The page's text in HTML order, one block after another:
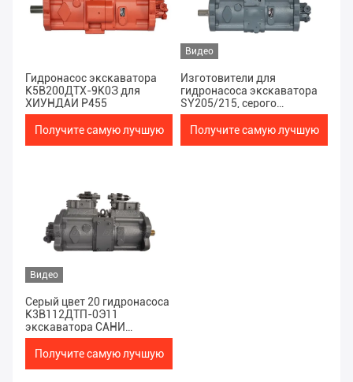
Гидронасос экскаватора
К5В200ДТХ-9К0З для
ХИУНДАИ Р455
Получите самую лучшую
Видео
Изготовители для
гидронасоса экскаватора
SY205/215, серого
K3V112DTP-9T8L темное -
серый цвет, темнота
Получите самую лучшую
Видео
Серый цвет 20 гидронасоса
К3В112ДТП-0Э11
экскаватора САНИ
СИ205/215 темный | 22
тонны
Получите самую лучшую